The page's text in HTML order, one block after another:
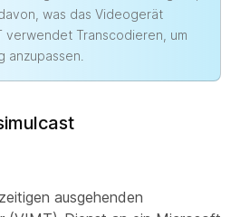
was das Videogerät
verwendet Transcodieren, um
anzupassen.
ausgehenden